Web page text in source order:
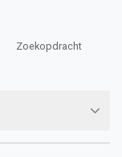
Zoekopdracht